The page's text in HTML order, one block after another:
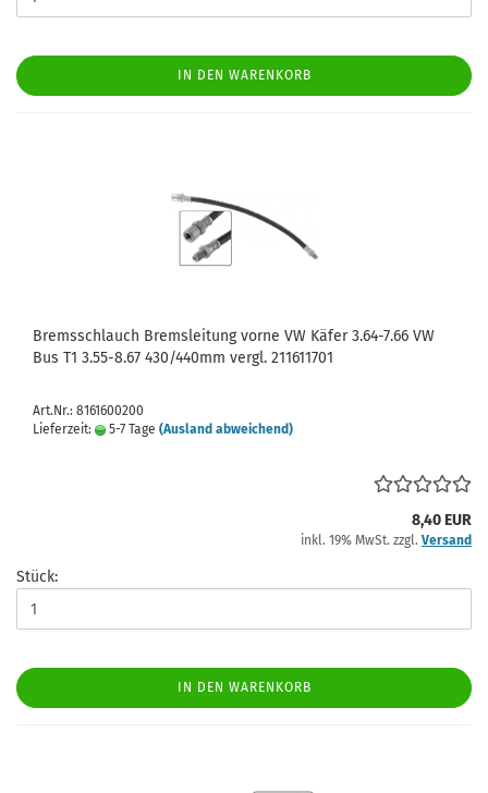
IN DEN WARENKORB
Bremsschlauch Bremsleitung vorne VW Käfer 3.64-7.66 VW
Bus T1 3.55-8.67 430/440mm vergl. 211611701
Art.Nr.: 8161600200
Lieferzeit:
5-7 Tage (Ausland abweichend)
8,40 EUR
inkl. 19% MwSt. zzgl. Versand
Stück:
IN DEN WARENKORB